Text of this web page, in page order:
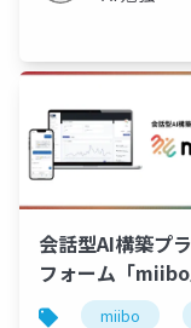
局
会話型AI構築プ
フォーム「
ービス説明資料
miibo